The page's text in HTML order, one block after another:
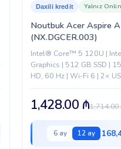
Noutbuk Acer Aspire
(NX.DGCER.003)
Daxili kredit Yalnız
Intel® Core™ 5 120U |
Graphics | 512 GB SSD |
HD, 60 Hz | Wi-Fi 6 | 2×
1,714.00
1,428.00 ₼
6 ay 12 ay